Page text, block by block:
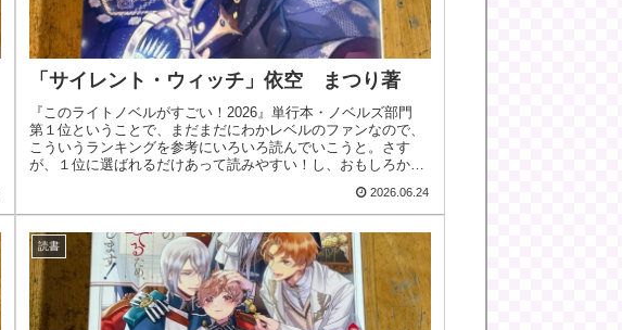
「サイレント・ウィッチ」依空 まつり著
『このライトノベルがすごい！2026』単行本・ノベルズ部門
第１位ということで、まだまだにわかレベルのファンなので、
こういうランキングを参考にいろいろ読んでいこうと。さす
が、１位に選ばれるだけあって読みやすい！し、おもしろかっ
2026.06.24
読書